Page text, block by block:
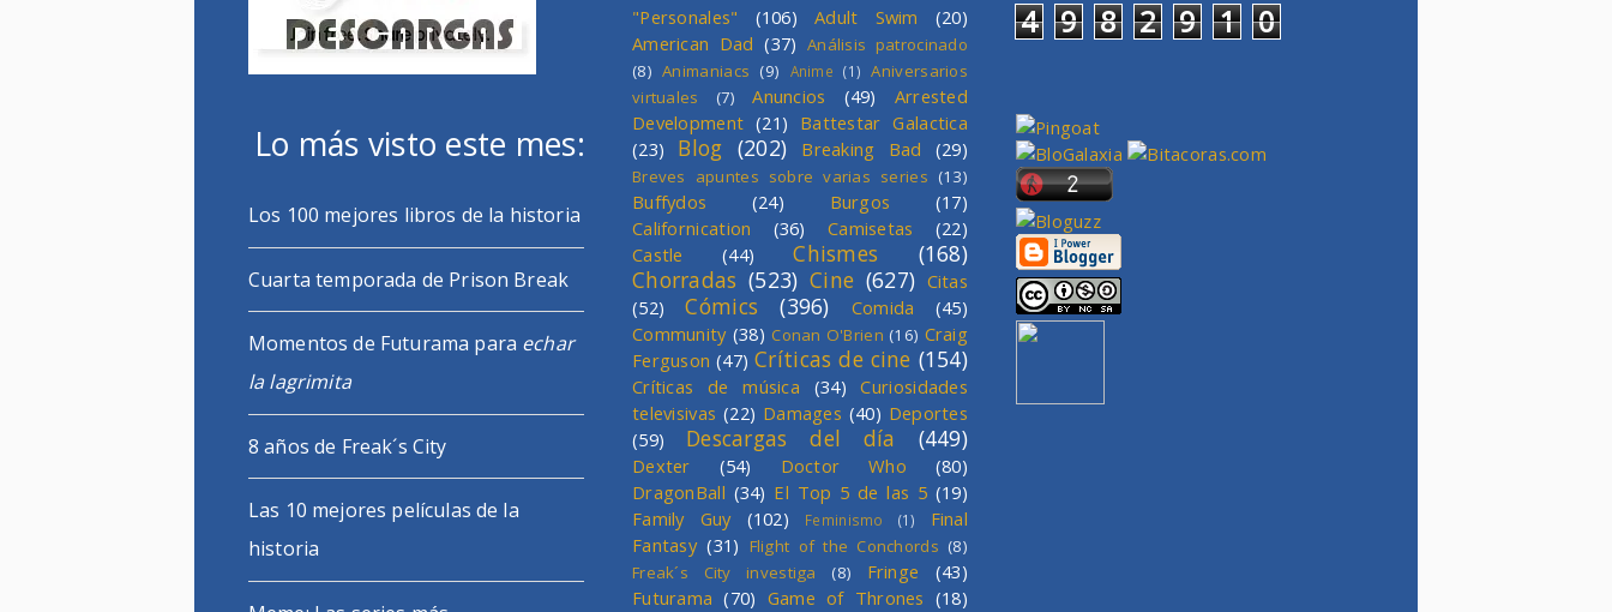
Lo más visto este mes:
Los 100 mejores libros de la historia
Cuarta temporada de Prison Break
Momentos de Futurama para echar
la lagrimita
8 años de Freak´s City
Las 10 mejores películas de la
historia
"Personales" (106) Adult Swim
(20)
American Dad (37) Análisis patrocinado
(8) Animaniacs (9) Anime (1) Aniversarios
virtuales
(7) Anuncios (49)
Arrested
Development (21) Battestar Galactica
(23)
Blog (202) Breaking Bad (29)
Breves apuntes sobre varias series (13)
Buffydos (24) Burgos
(17)
Californication
(36) Camisetas
(22)
Castle
(44) Chismes
(168)
Chorradas (523) Cine (627) Citas
(52)
Cómics (396) Comida
(45)
Community (38) Conan O'Brien (16) Craig
Ferguson (47) Críticas de cine (154)
Críticas de música (34)
Curiosidades
televisivas (22) Damages (40) Deportes
(59)
Descargas del día (449)
Dexter (54) Doctor Who
(80)
DragonBall (34) El Top 5 de las 5 (19)
Family Guy
(102) Feminismo (1)
Final
Fantasy (31) Flight of the Conchords (8)
Freak´s City investiga
(8) Fringe
(43)
Futurama (70) Game of Thrones (18)
4 9 8 2 9 1 0